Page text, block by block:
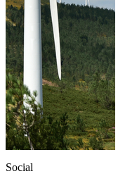
Social